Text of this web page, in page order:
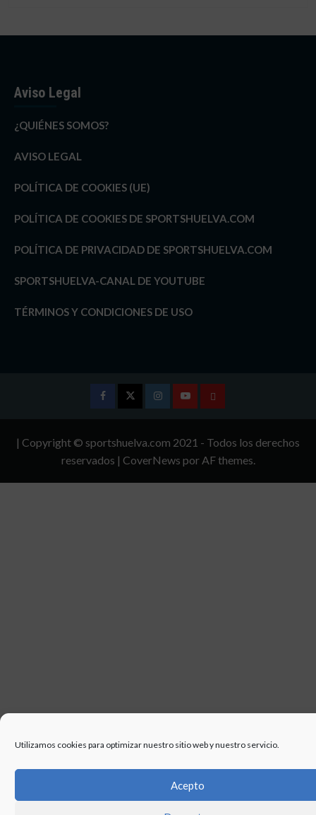
Utilizamos cookies para optimizar nuestro sitio web y nuestro servicio.
Acepto
Aviso Legal
¿QUIÉNES SOMOS?
AVISO LEGAL
POLÍTICA DE COOKIES (UE)
POLÍTICA DE COOKIES DE SPORTSHUELVA.COM
POLÍTICA DE PRIVACIDAD DE SPORTSHUELVA.COM
SPORTSHUELVA-CANAL DE YOUTUBE
TÉRMINOS Y CONDICIONES DE USO
InstagramYoutubeTÉRMINOS
CONDICIONES
| Copyright © sportshuelva.com 2021 - Todos los derechos
reservados | CoverNews por AF themes.